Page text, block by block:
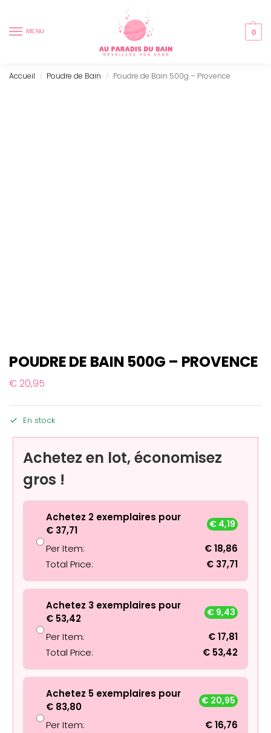
MENU 0
Accueil / Poudre de Bain / Poudre de Bain 500g – Provence
POUDRE DE BAIN 500G – PROVENCE
€ 20,95
En stock
Achetez en lot, économisez
gros !
Achetez 2 exemplaires pour
€ 37,71
€ 4,19
Per Item: €18,86
Total Price:
€ 37,71
Achetez 3 exemplaires pour
€ 53,42
€ 9,43
Per Item: €17,81
Total Price:
€ 53,42
Achetez 5 exemplaires pour
€ 83,80
€ 20,95
Per Item: €16,76